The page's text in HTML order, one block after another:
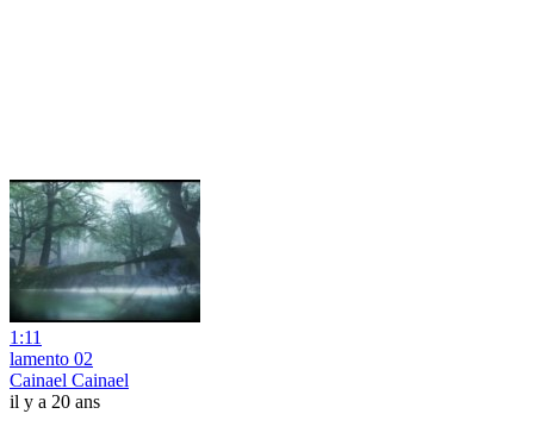
1:11
lamento 02
Cainael Cainael
il y a 20 ans